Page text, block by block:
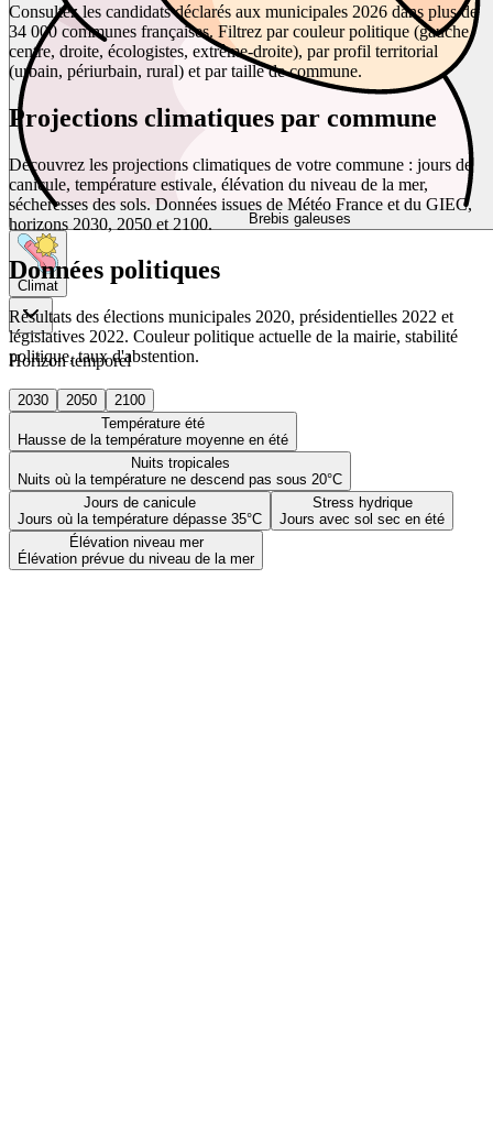
Brebis galeuses
Climat
Horizon temporel
2030 2050
2100
Température été
Hausse de la température moyenne en été
Nuits tropicales
Nuits où la température ne descend pas sous 20°C
Jours de canicule
Jours où la température dépasse 35°C
Stress hydrique
Jours avec sol sec en été
Élévation niveau mer
Élévation prévue du niveau de la mer
Consultez les candidats déclarés aux municipales 2026 dans plus de
34 000 communes françaises. Filtrez par couleur politique (gauche,
centre, droite, écologistes, extrême-droite), par profil territorial
(urbain, périurbain, rural) et par taille de commune.
Projections climatiques par commune
Découvrez les projections climatiques de votre commune : jours de
canicule, température estivale, élévation du niveau de la mer,
sécheresses des sols. Données issues de Météo France et du GIEC,
horizons 2030, 2050 et 2100.
Données politiques
Résultats des élections municipales 2020, présidentielles 2022 et
législatives 2022. Couleur politique actuelle de la mairie, stabilité
politique, taux d'abstention.